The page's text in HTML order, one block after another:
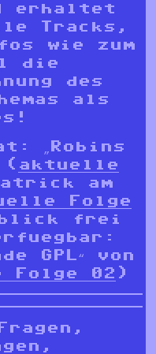
erhaltet
Tracks,
wie zum
die
des
als
„Robins
( aktuelle
am
Folge
frei
GPL“ von
Folge 02 )